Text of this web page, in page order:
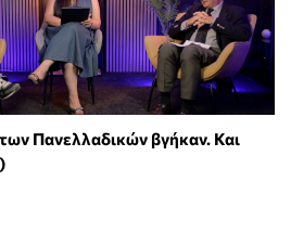
Πανελλαδικών βγήκαν. Και